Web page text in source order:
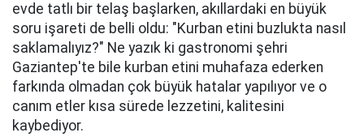
evde tatlı bir telaş başlarken, akıllardaki en büyük
soru işareti de belli oldu: "Kurban etini buzlukta nasıl
saklamalıyız?" Ne yazık ki gastronomi şehri
Gaziantep'te bile kurban etini muhafaza ederken
farkında olmadan çok büyük hatalar yapılıyor ve o
canım etler kısa sürede lezzetini, kalitesini
kaybediyor.